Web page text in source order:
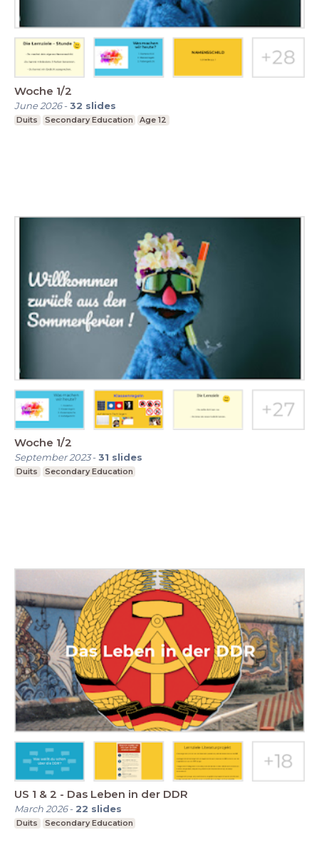
Woche 1/2
June 2026-32 slides
Duits Secondary Education Age 12
Woche 1/2
September 2023-31 slides
Duits Secondary Education
US 1 & 2 - Das Leben in der DDR
March 2026- 22 slides
Duits Secondary Education